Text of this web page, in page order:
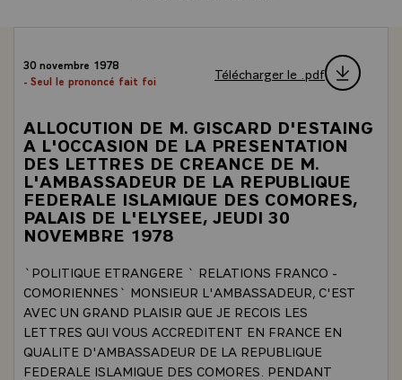
30 novembre 1978
- Seul le prononcé fait foi
Télécharger le .pdf
ALLOCUTION DE M. GISCARD D'ESTAING
A L'OCCASION DE LA PRESENTATION
DES LETTRES DE CREANCE DE M.
L'AMBASSADEUR DE LA REPUBLIQUE
FEDERALE ISLAMIQUE DES COMORES,
PALAIS DE L'ELYSEE, JEUDI 30
NOVEMBRE 1978
`POLITIQUE ETRANGERE ` RELATIONS FRANCO -
COMORIENNES` MONSIEUR L'AMBASSADEUR, C'EST
AVEC UN GRAND PLAISIR QUE JE RECOIS LES
LETTRES QUI VOUS ACCREDITENT EN FRANCE EN
QUALITE D'AMBASSADEUR DE LA REPUBLIQUE
FEDERALE ISLAMIQUE DES COMORES. PENDANT